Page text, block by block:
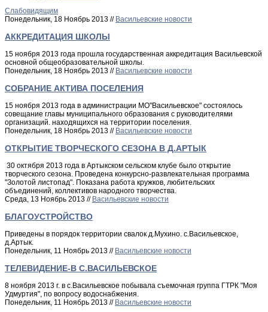
Слабовидящим
Понедельник, 18 Ноябрь 2013 // Васильевские новости
АККРЕДИТАЦИЯ ШКОЛЫ
15 ноября 2013 года прошла государственная аккредитация Васильевской
основной общеобразовательной школы.
Понедельник, 18 Ноябрь 2013 // Васильевские новости
СОБРАНИЕ АКТИВА ПОСЕЛЕНИЯ
15 ноября 2013 года в администрации МО"Васильевское" состоялось
совещание главы муниципального образования с руководителями
организаций. находящихся на территории поселения.
Понедельник, 18 Ноябрь 2013 // Васильевские новости
ОТКРЫТИЕ ТВОРЧЕСКОГО СЕЗОНА В Д.АРТЫК
30 октября 2013 года в Артыкском сельском клубе было открытие
творческого сезона. Проведена конкурсно-развлекательная программа
"Золотой листопад". Показана работа кружков, любительских
объединений, коллективов народного творчества.
Среда, 13 Ноябрь 2013 // Васильевские новости
БЛАГОУСТРОЙСТВО
Приведены в порядок территории свалок д.Мухино. с.Васильевское,
д.Артык.
Понедельник, 11 Ноябрь 2013 // Васильевские новости
ТЕЛЕВИДЕНИЕ-В С.ВАСИЛЬЕВСКОЕ
8 ноября 2013 г. в с.Васильевское побывала съемочная группа ГТРК "Моя
Удмуртия", по вопросу водоснабжения.
Понедельник, 11 Ноябрь 2013 // Васильевские новости